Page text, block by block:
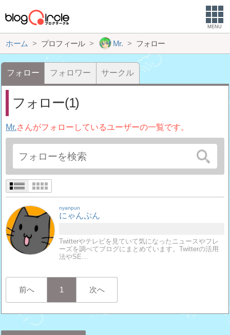
MENU
ホーム プロフィール Mr. フォロー
フォロー フォロワー サークル
フォロー(1)
Mr.さんがフォローしているユーザーの一覧です。
nyanpun
にゃんぷん
Twitterやテレビを見ていて気になったニュースやフレ
ーズを調べてブログにまとめています。Twitterの活用
法やSE…
前へ 1 次へ